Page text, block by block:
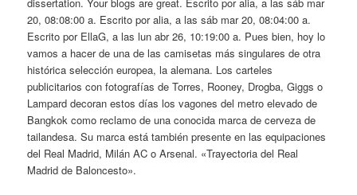
dissertation. Your blogs are great. Escrito por alia, a las sáb mar
20, 08:08:00 a. Escrito por alia, a las sáb mar 20, 08:04:00 a.
Escrito por EllaG, a las lun abr 26, 10:19:00 a. Pues bien, hoy lo
vamos a hacer de una de las camisetas más singulares de otra
histórica selección europea, la alemana. Los carteles
publicitarios con fotografías de Torres, Rooney, Drogba, Giggs o
Lampard decoran estos días los vagones del metro elevado de
Bangkok como reclamo de una conocida marca de cerveza de
tailandesa. Su marca está también presente en las equipaciones
del Real Madrid, Milán AC o Arsenal. «Trayectoria del Real
Madrid de Baloncesto».